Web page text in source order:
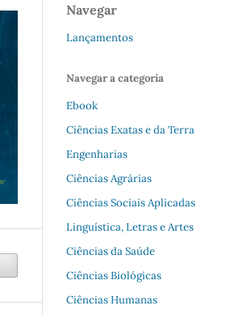
Navegar
Lançamentos
Navegar a categoria
Ebook
Ciências Exatas e da Terra
Engenharias
Ciências Agrárias
Ciências Sociais Aplicadas
Linguística, Letras e Artes
Ciências da Saúde
Ciências Biológicas
Ciências Humanas